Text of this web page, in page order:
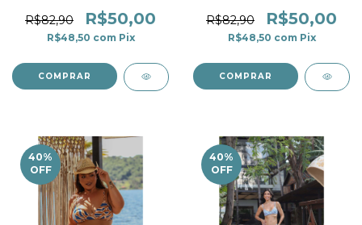
R$82,90 R$50,00
R$48,50 com Pix
COMPRAR
R$82,90 R$50,00
R$48,50 com Pix
COMPRAR
40%
OFF
40%
OFF